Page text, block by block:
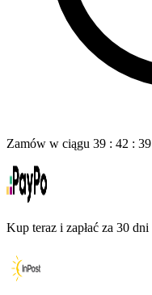
Zamów w ciągu 39 : 42 : 38
Kup teraz i zapłać za 30 dni